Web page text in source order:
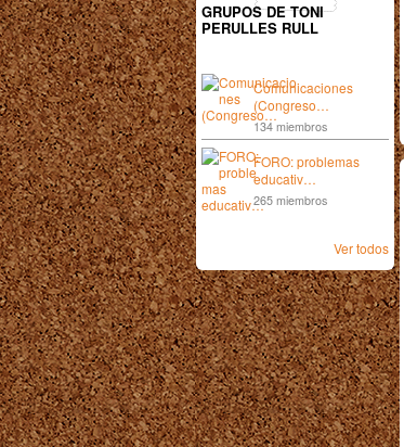
GRUPOS DE TONI
PERULLES RULL
Comunicaciones
(Congreso…
134 miembros
FORO: problemas
educativ…
265 miembros
Ver todos